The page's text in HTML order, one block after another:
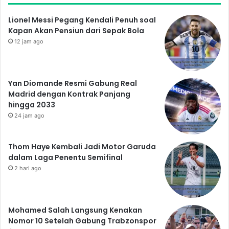
Lionel Messi Pegang Kendali Penuh soal
Kapan Akan Pensiun dari Sepak Bola
12 jam ago
Yan Diomande Resmi Gabung Real
Madrid dengan Kontrak Panjang
hingga 2033
24 jam ago
Thom Haye Kembali Jadi Motor Garuda
dalam Laga Penentu Semifinal
2 hari ago
Mohamed Salah Langsung Kenakan
Nomor 10 Setelah Gabung Trabzonspor